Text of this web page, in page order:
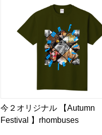
今２オリジナル 【Autumn
Festival 】rhombuses